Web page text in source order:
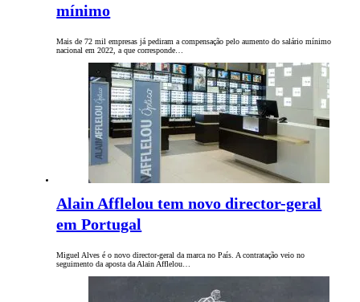
mínimo
Mais de 72 mil empresas já pediram a compensação pelo aumento do salário mínimo
nacional em 2022, a que corresponde…
Alain Afflelou tem novo director-geral
em Portugal
Miguel Alves é o novo director-geral da marca no País. A contratação veio no
seguimento da aposta da Alain Afflelou…